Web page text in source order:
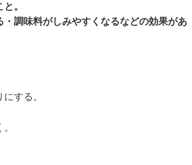
。
調味料がしみやすくなるなどの効果があ
する。